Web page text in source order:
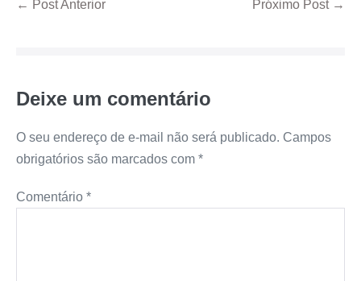
← Post Anterior Próximo Post →
Deixe um comentário
O seu endereço de e-mail não será publicado. Campos
obrigatórios são marcados com *
Comentário *